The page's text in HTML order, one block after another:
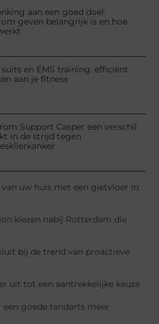
aan een goed doel:
geven belangrijk is en hoe
suits en EMS training: efficiënt
aan je fitness
Support Casper een verschil
in de strijd tegen
uw huis met een gietvloer in
kiezen nabij Rotterdam die
bij de trend van proactieve
uit tot een aantrekkelijke keuze
een goede tandarts meer